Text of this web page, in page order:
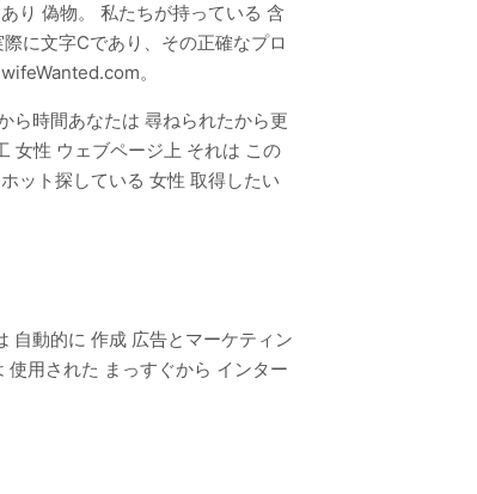
り 偽物。 私たちが持っている 含
に文字Cであり、その正確なプロ
。
ら時間あなたは 尋ねられたから更
女性 ウェブページ上 それは この
ット探している 女性 取得したい
自動的に 作成 広告とマーケティン
用された まっすぐから インター